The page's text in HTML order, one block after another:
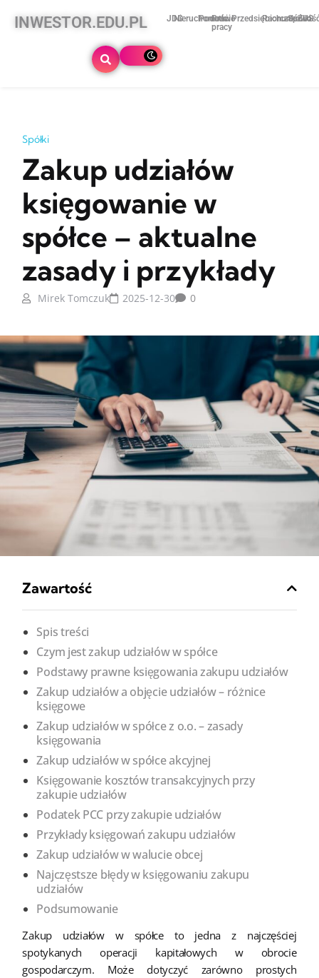
INWESTOR.EDU.PL JDGNieruchomości
Podatki
Prawo
pracy
Przedsiębiorczość
Spółki
ZUS
Spółki
Zakup udziałów
księgowanie w
spółce – aktualne
zasady i przykłady
Mirek Tomczuk 2025-12-30 0
Zawartość
Spis treści
Czym jest zakup udziałów w spółce
Podstawy prawne księgowania zakupu udziałów
Zakup udziałów a objęcie udziałów – różnice
księgowe
Zakup udziałów w spółce z o.o. – zasady
księgowania
Zakup udziałów w spółce akcyjnej
Księgowanie kosztów transakcyjnych przy
zakupie udziałów
Podatek PCC przy zakupie udziałów
Przykłady księgowań zakupu udziałów
Zakup udziałów w walucie obcej
Najczęstsze błędy w księgowaniu zakupu
udziałów
Podsumowanie
Zakup udziałów w spółce to jedna z najczęściej
spotykanych operacji kapitałowych w obrocie
gospodarczym. Może dotyczyć zarówno prostych